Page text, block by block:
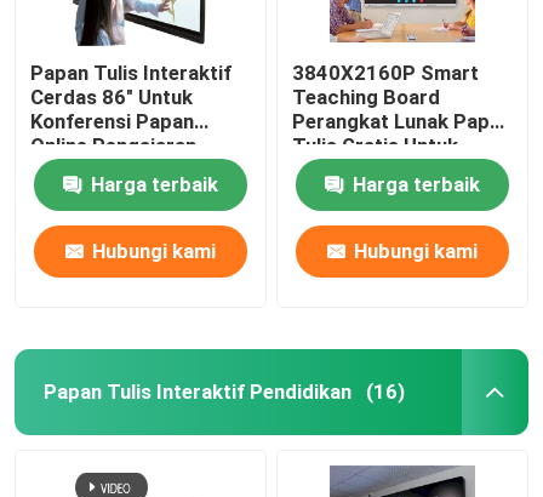
Meja Layar Sentuh Interaktif
Dudukan Monitor TV Seluler
Papan Tulis Interaktif
Cerdas 86" Untuk
Konferensi Papan
Online Pengajaran
Kelas Sekolah Dengan
Windows Mac
Harga terbaik
Hubungi kami
3840X2160P Smart
Teaching Board
Perangkat Lunak Papan
Tulis Gratis Untuk
Kelas Windows Mac
Android iOSHarga terbaik
Hubungi kami
Papan Tulis Interaktif Pendidikan (16)